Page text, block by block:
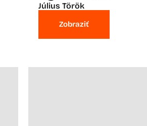
Július Török
Zobraziť